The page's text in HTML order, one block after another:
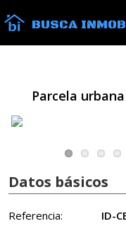
BUSCA
Parcela
Datos básicos
Referencia:
ID-